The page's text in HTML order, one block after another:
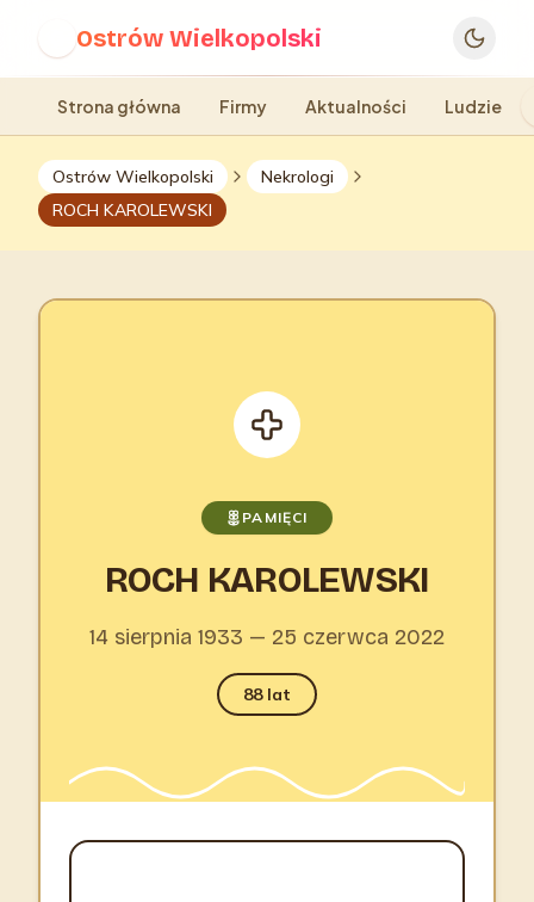
Ostrów Wielkopolski
Strona główna Firmy Aktualności Ludzie
Ostrów Wielkopolski
Nekrologi
ROCH KAROLEWSKI
PAMIĘCI
ROCH KAROLEWSKI
14 sierpnia 1933 — 25 czerwca 2022
88 lat